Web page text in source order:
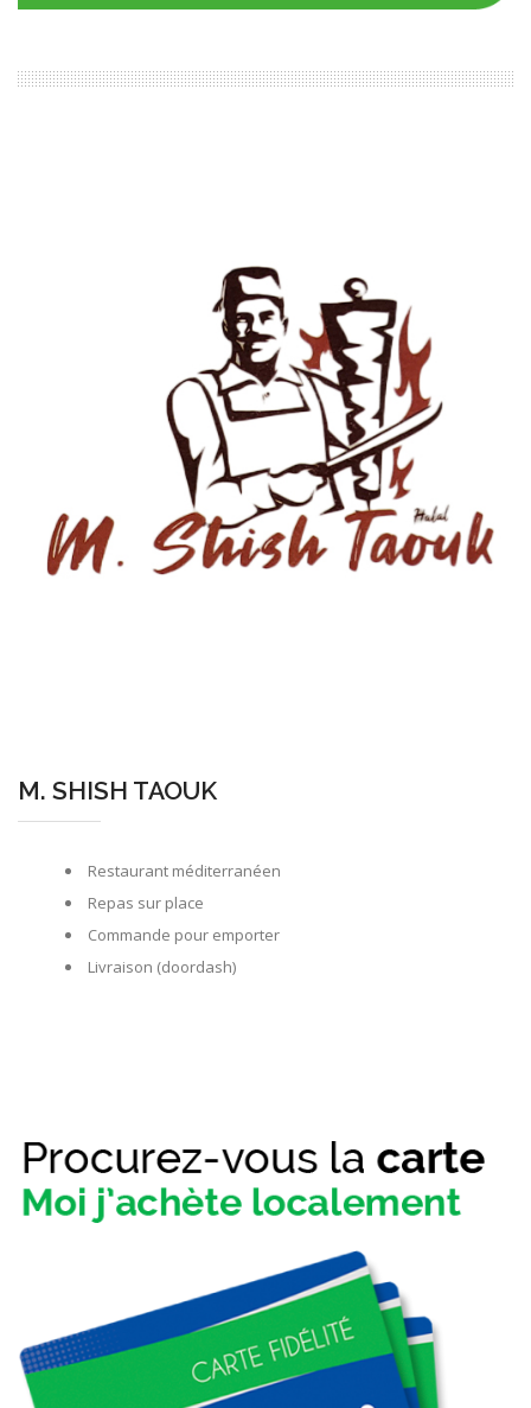
M. SHISH TAOUK
Restaurant méditerranéen
Repas sur place
Commande pour emporter
Livraison (doordash)